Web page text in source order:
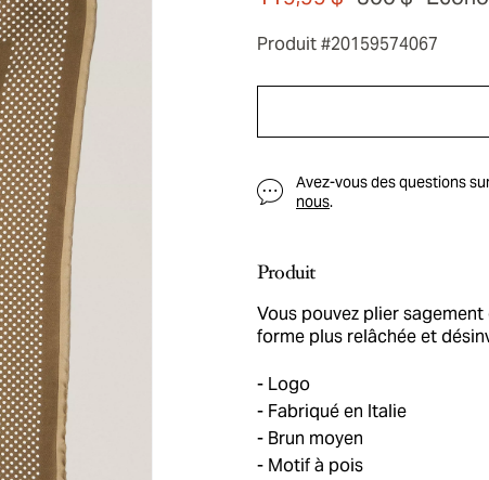
Produit #20159574067
Avez-vous des questions
nous.
Produit
Vous pouvez plier
forme plus relâchée et
Logo
Fabriqué en Italie
Brun moyen
Motif à pois